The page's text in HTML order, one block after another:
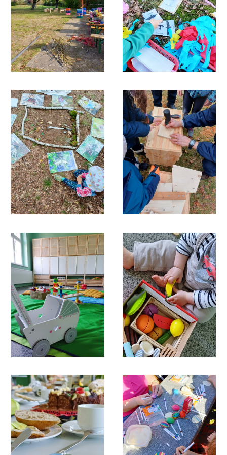
Gäste.
Wenn Sie aktiv werden möchten, Interesse
daran haben, neue Menschen
kennenzulernen und gleichzeitig etwas
Sinnvolles für die Gemeinschaft zu tun, sind
wir heraus, wo und wie wir Ihre Stärken und
Interessen am besten einsetzen können. Sie
entscheiden, was Sie wann und wie oft tun
möchten.
Haben Sie Lust, sich im Eltern-Kind-Zentrum
Briesen ehrenamtlich zu engagieren?
Dann nehmen Sie gern Kontakt zu uns auf.
Wir freuen uns auf Sie!